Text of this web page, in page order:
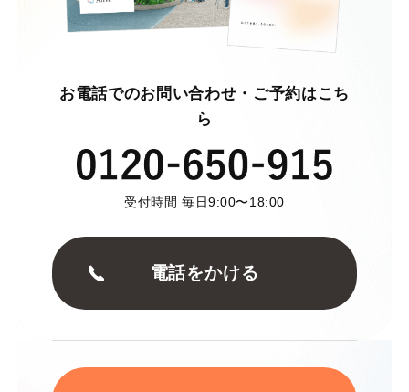
お電話でのお問い合わせ・ご予約はこち
ら
受付時間 毎日9:00〜18:00
電話をかける